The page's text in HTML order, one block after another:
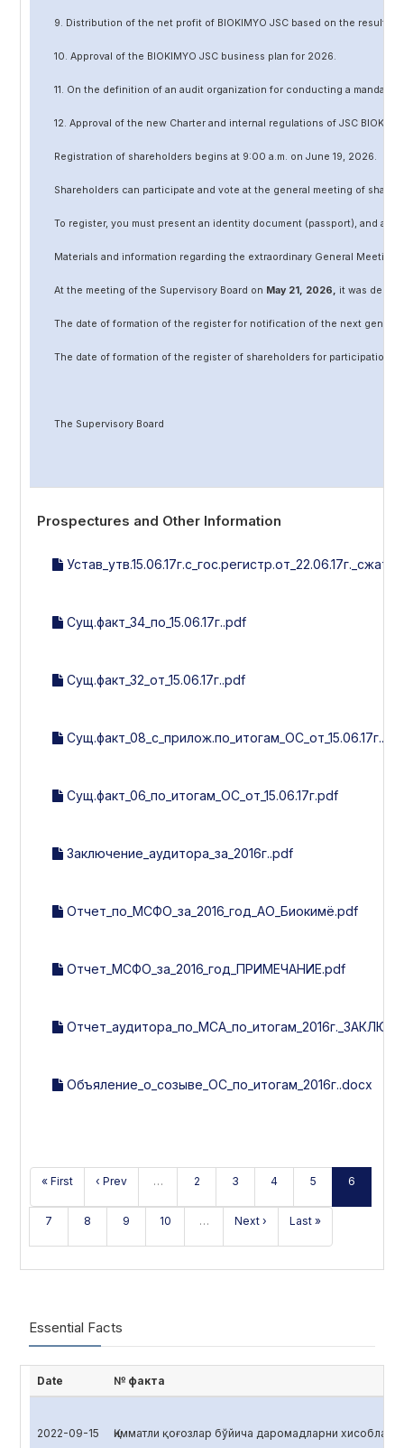
9. Distribution of the net profit of BIOKIMYO JSC based on the results
10. Approval of the BIOKIMYO JSC business plan for 2026.
11. On the definition of an audit organization for conducting a
12. Approval of the new Charter and internal regulations of JSC
Registration of shareholders begins at 9:00 a.m. on June 19, 2026.
Shareholders can participate and vote at the general meeting of
To register, you must present an identity document (passport), and a
Materials and information regarding the extraordinary General
At the meeting of the Supervisory Board on May21, 2026, it was
The date of formation of the register for notification of the next
The date of formation of the register of shareholders for participation
The Supervisory Board
Prospectures and Other Information
Сущ.факт_34_по_15.06.17г..pdf
Сущ.факт_32_от_15.06.17г..pdf
Сущ.факт_08_с_прилож.по_итогам_ОС_от_15.06.17г..pdf
Сущ.факт_06_по_итогам_ОС_от_15.06.17г.pdf
Заключение_аудитора_за_2016г..pdf
Отчет_по_МСФО_за_2016_год_АО_Биокимё.pdf
Отчет_МСФО_за_2016_год_ПРИМЕЧАНИЕ.pdf
Объяление_о_созыве_ОС_по_итогам_2016г..docx
« First ‹ Prev … 2 3 4 5 6
7 8 9 10 … Next › Last »
Essential Facts
Date № факта
2022-09-15 Қимматли қоғозлар бўйича даромадларни хисоблаш